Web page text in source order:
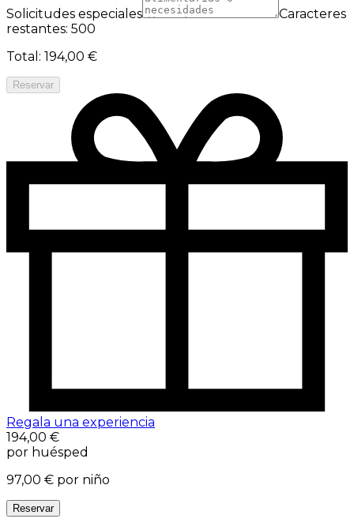
Solicitudes especiales
Caracteres
restantes: 500
Total : 194,00 €
Reservar
Regala una experiencia
194,00 €
por huésped
97,00 € por niño
Reservar